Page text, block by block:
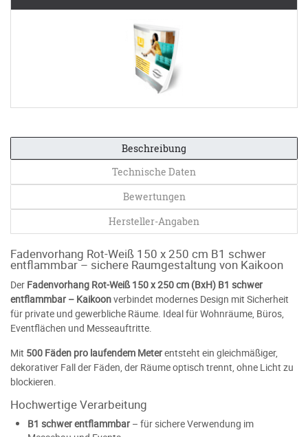
Beschreibung
Technische Daten
Bewertungen
Hersteller-Angaben
Fadenvorhang Rot-Weiß 150 x 250 cm B1 schwer
entflammbar – sichere Raumgestaltung von Kaikoon
Der Fadenvorhang Rot-Weiß 150 x 250 cm (BxH) B1 schwer
entflammbar – Kaikoonverbindet modernes Design mit Sicherheit
für private und gewerbliche Räume. Ideal für Wohnräume, Büros,
Eventflächen und Messeauftritte.
Mit 500 Fäden pro laufendem Meterentsteht ein gleichmäßiger,
dekorativer Fall der Fäden, der Räume optisch trennt, ohne Licht zu
blockieren.
Hochwertige Verarbeitung
B1 schwer entflammbar – für sichere Verwendung im